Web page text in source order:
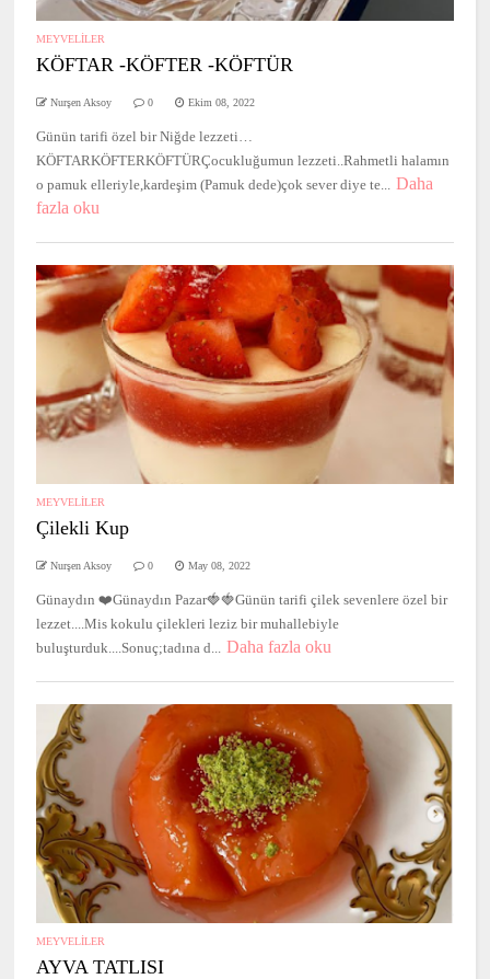
MEYVELİLER
KÖFTAR -KÖFTER -KÖFTÜR
Nurşen Aksoy 0 Ekim 08, 2022
Günün tarifi özel bir Niğde lezzeti…
KÖFTARKÖFTERKÖFTÜRÇocukluğumun lezzeti..Rahmetli halamın
o pamuk elleriyle,kardeşim (Pamuk dede)çok sever diye te... Daha
fazla oku
MEYVELİLER
Çilekli Kup
Nurşen Aksoy 0 May 08, 2022
Günaydın ❤️Günaydın Pazar🍓🍓Günün tarifi çilek sevenlere özel bir
lezzet....Mis kokulu çilekleri leziz bir muhallebiyle
buluşturduk....Sonuç;tadına d... Daha fazla oku
MEYVELİLER
AYVA TATLISI